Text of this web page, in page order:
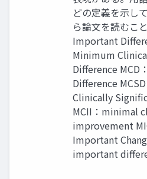
どの定義を示し
ら論文を読むこ
Important
Minimum
Difference MCD
Difference
Clinically
MCII：minimal
improvement
Important
important